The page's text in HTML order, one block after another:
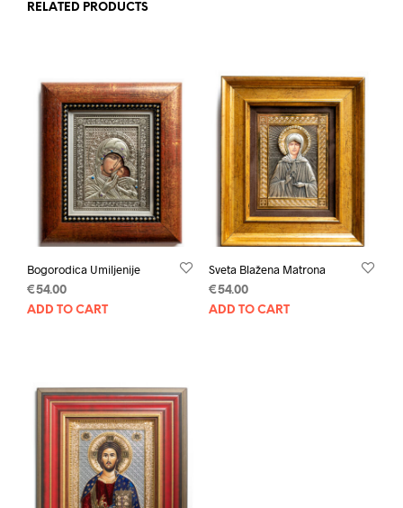
RELATED PRODUCTS
Bogorodica Umiljenije
€54.00
ADD TO CART
Sveta Blažena Matrona
€54.00
ADD TO CART